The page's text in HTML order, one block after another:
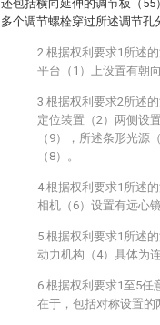
还包括横向延伸的调节板（55
多个调节螺栓穿过所述调节孔
2.根据权利要求1所述
平台（1）上设置有朝
3.根据权利要求2所述
定位装置（2）两侧设
（9），所述条形光源
（8）。
4.根据权利要求1所述
相机（6）设置有远心
5.根据权利要求1所述
动力机构（4）具体为
6.根据权利要求1至5任
在于，包括对称设置的